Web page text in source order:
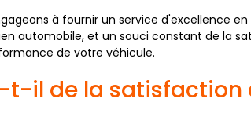
à fournir un service d'excellence
automobile, et un souci constant de la
de votre véhicule.
il de la satisfaction